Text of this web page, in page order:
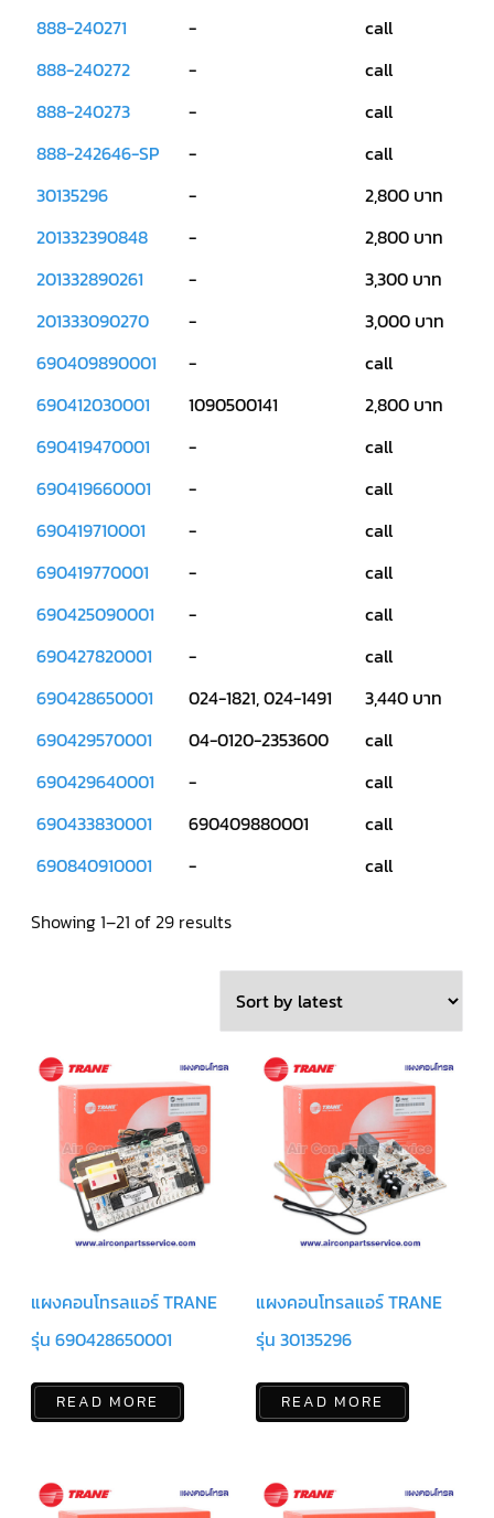
คอมเพรสเซอร์
ROTARY
SCI/MITSUBISHI
แอร์
ROTARY
R22
คอมเพรสเซอร์
แอร์
SCI/MITSUBISHI
แอร์
R410A
คอมเพรสเซอร์
ROTARY
แอร์
LG
น้ำยา
R22
คอมเพรสเซอร์
ROTARY
LG
แอร์
R410A
แอร์
ROTARY
น้ำยา
แอร์
คอมเพรสเซอร์
แอร์
ลูกสูบ
TECUMSEH
คอมเพรสเซอร์
แอร์
ลูกสูบ
KULTHORN
คอมเพรสเซอร์
ตู้
ตู้
คอมเพรสเซอร์
KULTHORN
888-240271
-
call
888-240272
-
call
888-240273
-
call
888-242646-SP
-
call
30135296
-
2,800 บาท
201332390848
-
2,800 บาท
201332890261
-
3,300 บาท
201333090270
-
3,000 บาท
690409890001
-
call
690412030001
1090500141
2,800 บาท
690419470001
-
call
690419660001
-
call
690419710001
-
call
690419770001
-
call
690425090001
-
call
690427820001
-
call
690428650001
024-1821, 024-1491
3,440 บาท
690429570001
04-0120-2353600
call
690429640001
-
call
690433830001
690409880001
call
690840910001
- call
Showing 1–21 of 29 resultsSorted
แผงคอนโทรลแอร์ TRANE
รุ่น 690428650001
READ MORE
แผงคอนโทรลแอร์ TRANE
รุ่น 30135296
READ MORE